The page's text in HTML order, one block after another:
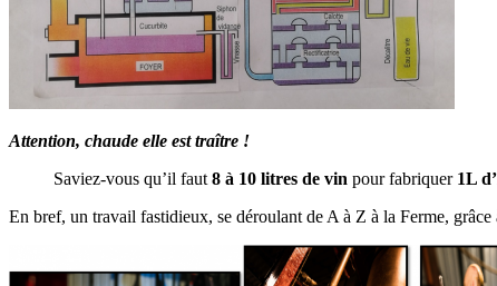
Attention, chaude elle est traître !
Saviez-vous qu’il faut 8 à 10 litres de vin pour fabriquer 1L
En bref, un travail fastidieux, se déroulant de A à Z à la Ferme, grâce